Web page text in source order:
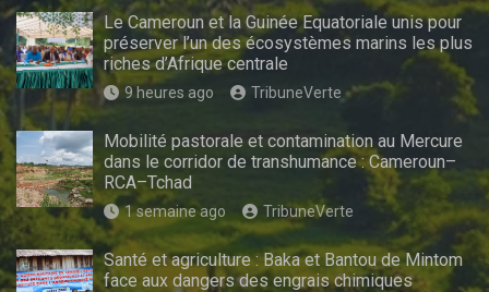
Le Cameroun et la Guinée Equatoriale unis pour
préserver l’un des écosystèmes marins les plus
riches d’Afrique centrale
9 heures ago TribuneVerte
Mobilité pastorale et contamination au Mercure
dans le corridor de transhumance : Cameroun–
RCA–Tchad
1 semaine ago TribuneVerte
Santé et agriculture : Baka et Bantou de Mintom
face aux dangers des engrais chimiques